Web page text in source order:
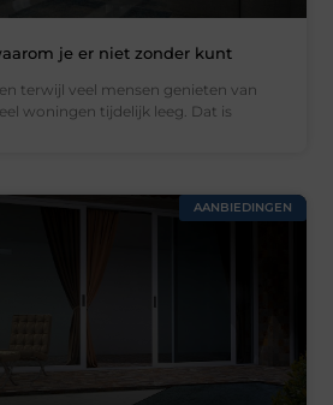
je er niet zonder kunt
terwijl veel mensen genieten van
woningen tijdelijk leeg. Dat is
AANBIEDINGEN